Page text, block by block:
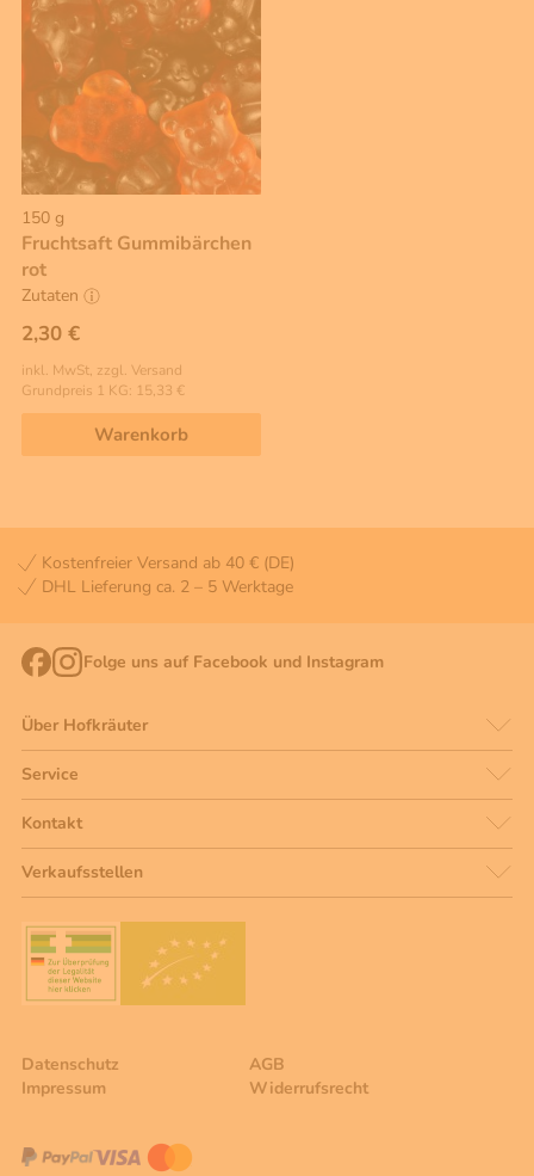
150 g
Fruchtsaft Gummibärchen
rot
Zutaten
2,30 €
inkl. MwSt, zzgl. Versand
Grundpreis 1 KG: 15,33 €
Warenkorb
Kostenfreier Versand ab 40 € (DE)
DHL Lieferung ca. 2 – 5 Werktage
Folge uns auf Facebook und Instagram
Über Hofkräuter
Service
Kontakt
Verkaufsstellen
Datenschutz
AGB
Impressum
Widerrufsrecht